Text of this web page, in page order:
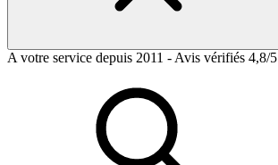
A votre service depuis 2011 - Avis vérifiés 4,8/5